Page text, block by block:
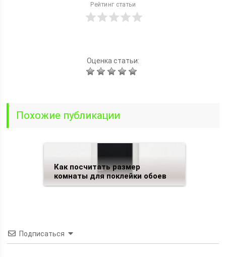
Рейтинг статьи
Оценка статьи:
Похожие публикации
Как посчитать размер
комнаты для поклейки обоев
Подписаться